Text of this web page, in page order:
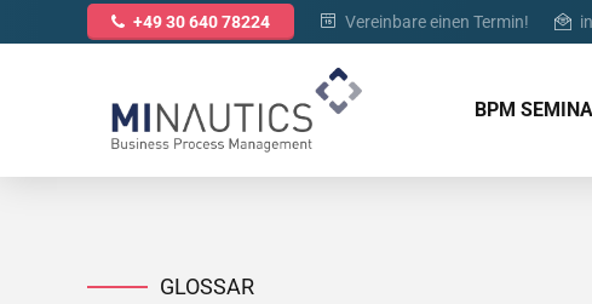
+49 30 640 78224 Vereinbare einen Termin!
BPM
GLOSSAR